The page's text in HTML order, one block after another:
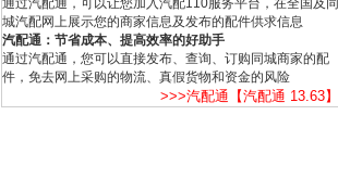
通过汽配通，可以让您加入汽配110服务平台，在全国及同
城汽配网上展示您的商家信息及发布的配件供求信息
汽配通：节省成本、提高效率的好助手
通过汽配通，您可以直接发布、查询、订购同城商家的配
件，免去网上采购的物流、真假货物和资金的风险
>>>汽配通【汽配通 13.63】